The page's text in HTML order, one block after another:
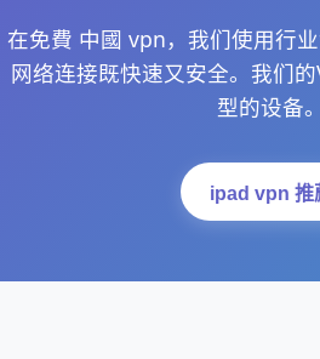
在免費 中國 vpn，我们使用行
网络连接既快速又安全。我们
型的设备。
ipad vpn 推